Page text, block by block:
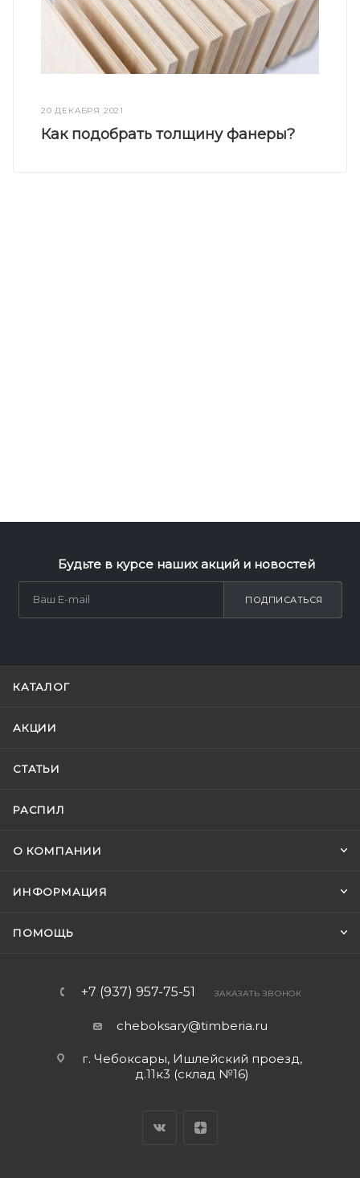
20 ДЕКАБРЯ 2021
Как подобрать толщину фанеры?
Будьте в курсе наших акций и новостей
ПОДПИСАТЬСЯ
КАТАЛОГ
АКЦИИ
СТАТЬИ
РАСПИЛ
О КОМПАНИИ
ИНФОРМАЦИЯ
ПОМОЩЬ
+7 (937) 957-75-51 ЗАКАЗАТЬ ЗВОНОК
cheboksary@timberia.ru
г. Чебоксары, Ишлейский проезд,
д.11к3 (склад №16)